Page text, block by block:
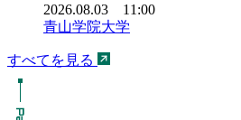
2026.08.03 11:00
青山学院大学
すべてを見る